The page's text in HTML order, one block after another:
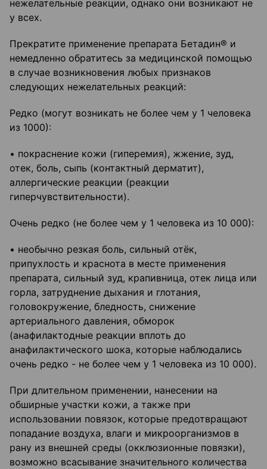
нежелательные реакции, однако они возникают не
у всех.
Прекратите применение препарата Бетадин® и
немедленно обратитесь за медицинской помощью
в случае возникновения любых признаков
следующих нежелательных реакций:
Редко (могут возникать не более чем у 1 человека
из 1000):
• покраснение кожи (гиперемия), жжение, зуд,
отек, боль, сыпь (контактный дерматит),
аллергические реакции (реакции
гиперчувствительности).
Очень редко (не более чем у 1 человека из 10 000):
• необычно резкая боль, сильный отёк,
припухлость и краснота в месте применения
препарата, сильный зуд, крапивница, отек лица или
горла, затруднение дыхания и глотания,
головокружение, бледность, снижение
артериального давления, обморок
(анафилактодные реакции вплоть до
анафилактического шока, которые наблюдались
очень редко - не более чем у 1 человека из 10 000).
При длительном применении, нанесении на
обширные участки кожи, а также при
использовании повязок, которые предотвращают
попадание воздуха, влаги и микроорганизмов в
рану из внешней среды (окклюзионные повязки),
возможно всасывание значительного количества